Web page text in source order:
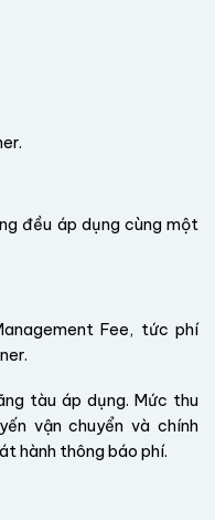
đều áp dụng cùng một
Fee, tức phí
tàu áp dụng. Mức thu
vận chuyển và chính
hành thông báo phí.